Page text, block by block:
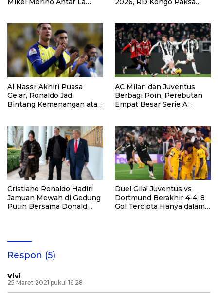
Mikel Merino Antar La
2026, RD Kongo Paksa
Al Nassr Akhiri Puasa
Gelar, Ronaldo Jadi
Bintang Kemenangan atas
AC Milan dan Juventus
Berbagi Poin, Perebutan
Empat Besar Serie A
Cristiano Ronaldo Hadiri
Jamuan Mewah di Gedung
Putih Bersama Donald
Duel Gila! Juventus vs
Dortmund Berakhir 4-4, 8
Gol Tercipta Hanya dalam 1
Respon (5)
Vivi
25 Maret 2021 pukul 16:28